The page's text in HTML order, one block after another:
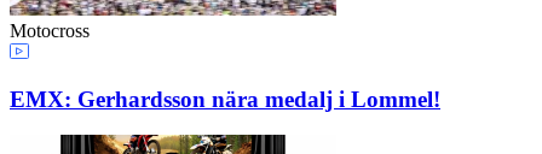
Motocross
EMX: Gerhardsson nära medalj i Lommel!